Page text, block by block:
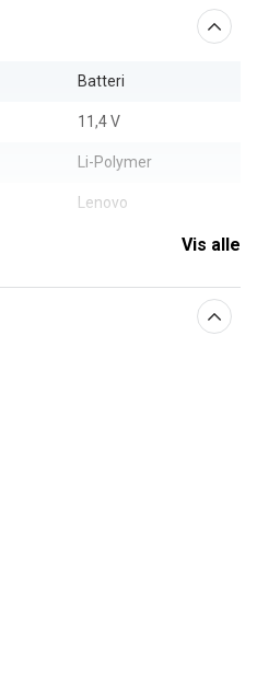
Batteri
11,4 V
Li-Polymer
Lenovo
Vis alle